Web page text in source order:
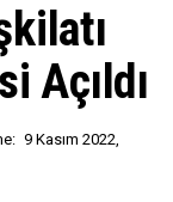
Açıldı
9 Kasım 2022,